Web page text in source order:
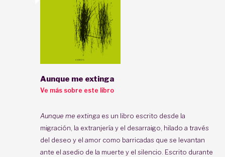
Aunque me extinga
Ve más sobre este libro
Aunque me extinga es un libro escrito desde la
migración, la extranjería y el desarraigo, hilado a través
del deseo y el amor como barricadas que se levantan
ante el asedio de la muerte y el silencio. Escrito durante